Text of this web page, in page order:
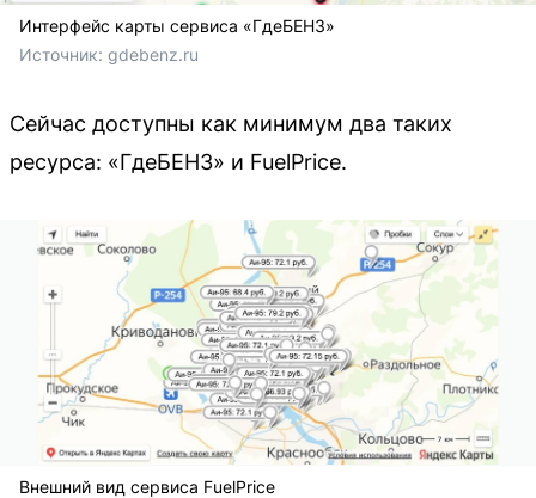
Интерфейс карты сервиса «ГдеБЕНЗ»
Источник: gdebenz.ru
Сейчас доступны как минимум два таких
ресурса: «ГдеБЕНЗ» и FuelPrice.
Внешний вид сервиса FuelPrice